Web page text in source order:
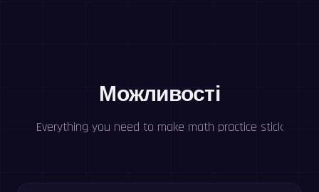
Можливості
Everything you need to make math practice stick